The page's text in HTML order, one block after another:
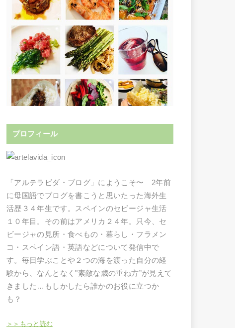
プロフィール
「アルテラビダ・ブログ」にようこそ〜 2年前
に母国語でブログを書こうと思いたった海外生
活歴３４年生です。スペインのセビージャ生活
１０年目。その前はアメリカ２４年。只今、セ
ビージャの見所・食べもの・暮らし・フラメン
コ・スペイン語・英語などについて発信中で
す。毎日学ぶことや２つの海を渡った自分の経
験から、なんとなく"素敵な歳の重ね方”が見えて
きました…もしかしたら誰かのお役に立つか
も？
＞＞もっと読む